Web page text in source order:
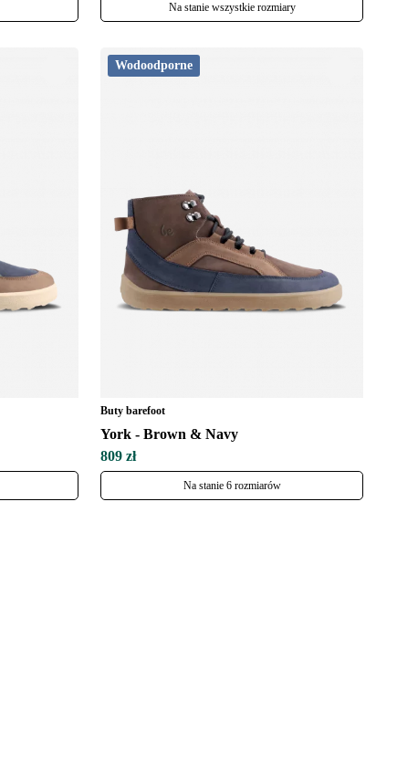
Na stanie wszystkie rozmiary
Wodoodporne
Buty barefoot
York - Brown & Navy
809 zł
Na stanie 6 rozmiarów